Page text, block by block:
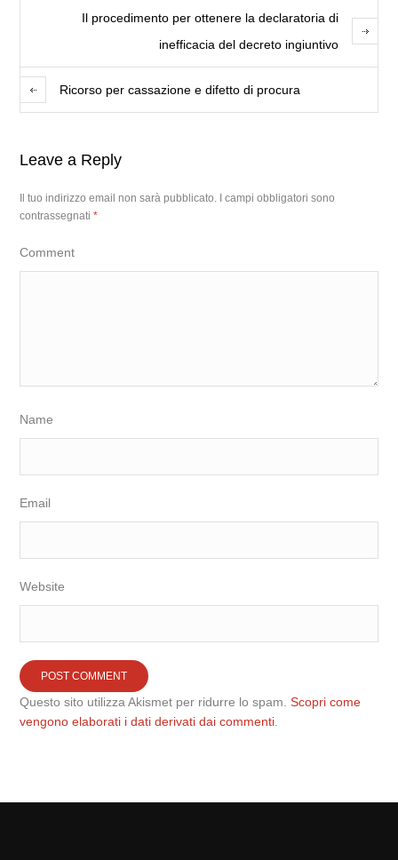
Il procedimento per ottenere la declaratoria di
inefficacia del decreto ingiuntivo
Ricorso per cassazione e difetto di procura
Leave a Reply
Il tuo indirizzo email non sarà pubblicato.
I campi obbligatori sono
contrassegnati*
Comment
Name
Email
Website
Questo sito utilizza Akismet per ridurre lo spam.Scopri come
vengono elaborati i dati derivati dai commenti